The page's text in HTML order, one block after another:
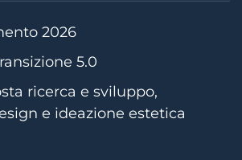
2026
5.0
ricerca e sviluppo,
e ideazione estetica